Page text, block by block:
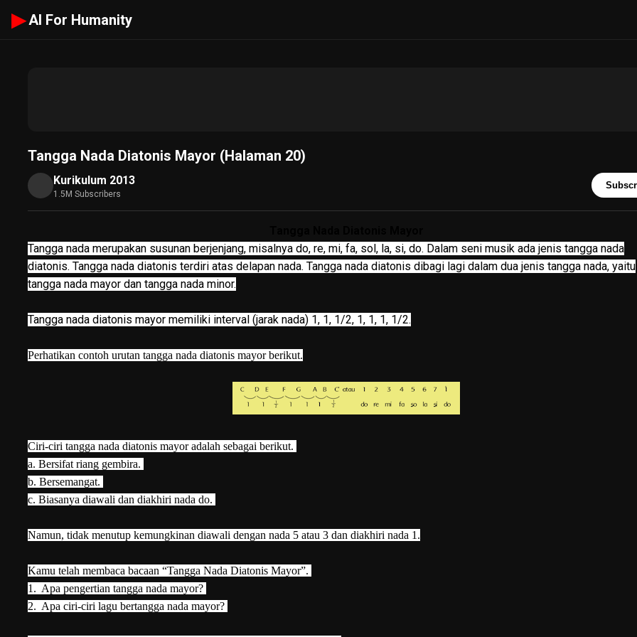
▶ AI For Humanity
Tangga Nada Diatonis Mayor (Halaman 20)
Kurikulum 2013
1.5M Subscribers
Tangga nada merupakan susunan berjenjang, misalnya do, re, mi, fa, sol, la, si, do. Dalam seni musik ada jenis tangga nada
diatonis. Tangga nada diatonis terdiri atas delapan nada. Tangga nada diatonis dibagi lagi dalam dua jenis tangga nada, yaitu
tangga nada mayor dan tangga nada minor.
Tangga nada diatonis mayor memiliki interval (jarak nada) 1, 1, 1/2, 1, 1, 1, 1/2.
Perhatikan contoh urutan tangga nada diatonis mayor berikut.
Ciri-ciri tangga nada diatonis mayor adalah sebagai berikut.
a. Bersifat riang gembira.
b. Bersemangat.
c. Biasanya diawali dan diakhiri nada do.
Namun, tidak menutup kemungkinan diawali dengan nada 5 atau 3 dan diakhiri nada 1.
Kamu telah membaca bacaan “Tangga Nada Diatonis Mayor”.
1. Apa pengertian tangga nada mayor?
2. Apa ciri-ciri lagu bertangga nada mayor?